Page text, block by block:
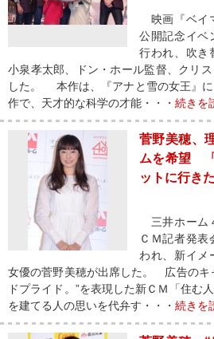
映画『ベイ
公開記念イベ
行われ、吹き
小泉孝太郎、ドン・ホール監督、クリ
した。 本作は、『アナと雪の女王』
作で、天才的な科学の才能・・・ 続きを
菅野美穂、
ムを希望
ットに行きた
三井ホーム
ＣＭ記者発
われ、新イメ
女優の菅野美穂が出席した。 広告のキ
ドプライド。”を表現した新ＣＭ「住む
を建てる人の思いを代弁す・・・ 続きを